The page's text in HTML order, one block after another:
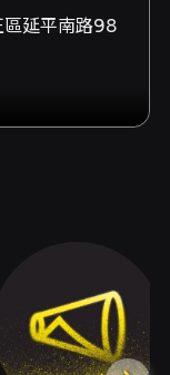
延平南路98
愛樂青少年